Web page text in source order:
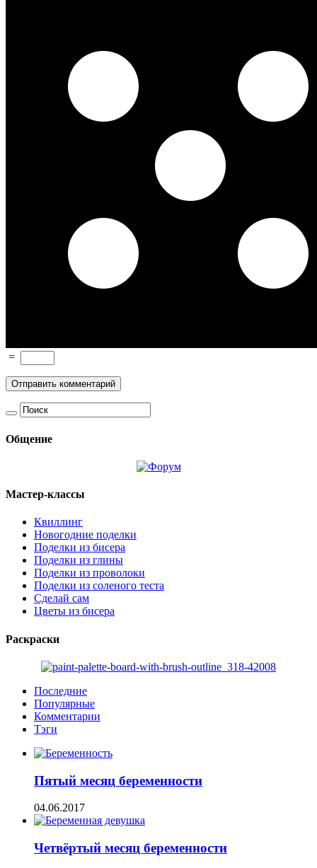
=
Общение
Мастер-классы
Квиллинг
Новогодние поделки
Поделки из бисера
Поделки из глины
Поделки из проволоки
Поделки из соленого теста
Сделай сам
Цветы из бисера
Раскраски
Последние
Популярные
Комментарии
Тэги
Пятый месяц беременности
04.06.2017
Четвёртый месяц беременности